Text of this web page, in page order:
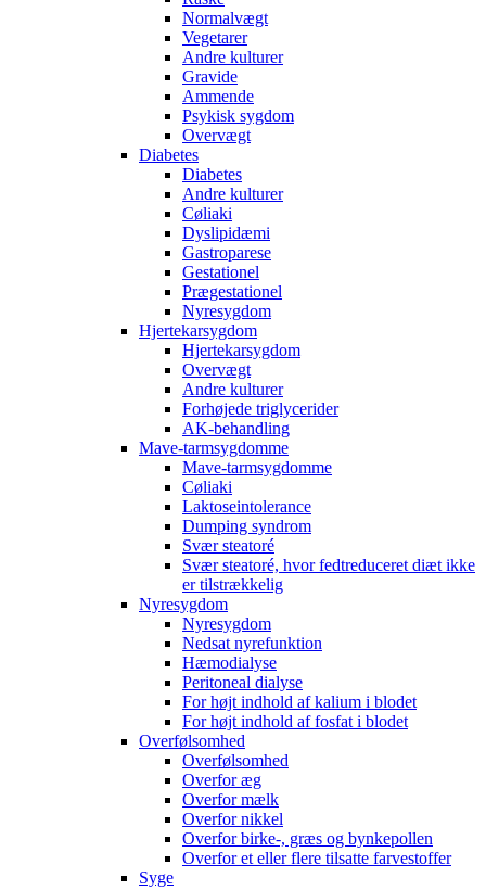
Normalvægt
Vegetarer
Andre kulturer
Gravide
Ammende
Psykisk sygdom
Overvægt
Diabetes
Diabetes
Andre kulturer
Cøliaki
Dyslipidæmi
Gastroparese
Gestationel
Prægestationel
Nyresygdom
Hjertekarsygdom
Hjertekarsygdom
Overvægt
Andre kulturer
Forhøjede triglycerider
AK-behandling
Mave-tarmsygdomme
Mave-tarmsygdomme
Cøliaki
Laktoseintolerance
Dumping syndrom
Svær steatoré
Svær steatoré, hvor fedtreduceret diæt ikke
er tilstrækkelig
Nyresygdom
Nyresygdom
Nedsat nyrefunktion
Hæmodialyse
Peritoneal dialyse
For højt indhold af kalium i blodet
For højt indhold af fosfat i blodet
Overfølsomhed
Overfølsomhed
Overfor æg
Overfor mælk
Overfor nikkel
Overfor birke-, græs og bynkepollen
Overfor et eller flere tilsatte farvestoffer
Syge